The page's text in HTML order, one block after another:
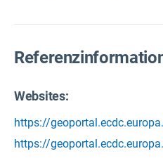
Websites:
https://
https://